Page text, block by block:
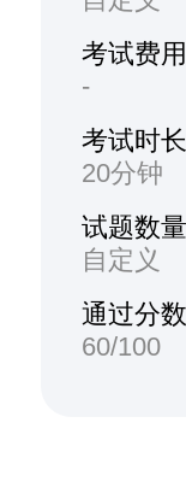
考试费用
-
考试时长
20分钟
试题数量
自定义
通过分
60/100